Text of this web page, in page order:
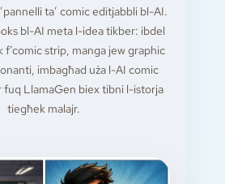
ta’ comic editjabbli bl-AI.
bl-AI meta l-idea tikber: ibdel
f’comic strip, manga jew graphic
imbagħad uża l-AI comic
fuq LlamaGen biex tibni l-istorja
tiegħek malajr.